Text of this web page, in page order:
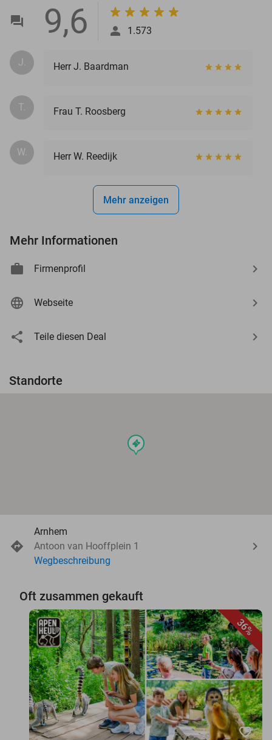
9,6 1.573
J. Herr J. Baardman
T. Frau T. Roosberg
W. Herr W. Reedijk
Mehr anzeigen
Mehr Informationen
Firmenprofil
Webseite
Teile diesen Deal
Standorte
events
Arnhem
Antoon van Hooffplein 1
Wegbeschreibung
Oft zusammen gekauft
36%
favorite_border